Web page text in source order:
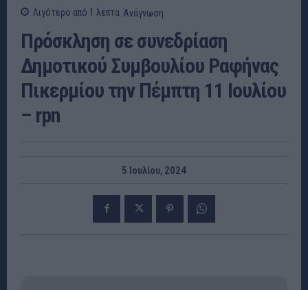
Λιγότερο από 1 λεπτα Ανάγνωση
Πρόσκληση σε συνεδρίαση
Δημοτικού Συμβουλίου Ραφήνας
Πικερμίου την Πέμπτη 11 Ιουλίου
– rpn
5 Ιουλίου, 2024